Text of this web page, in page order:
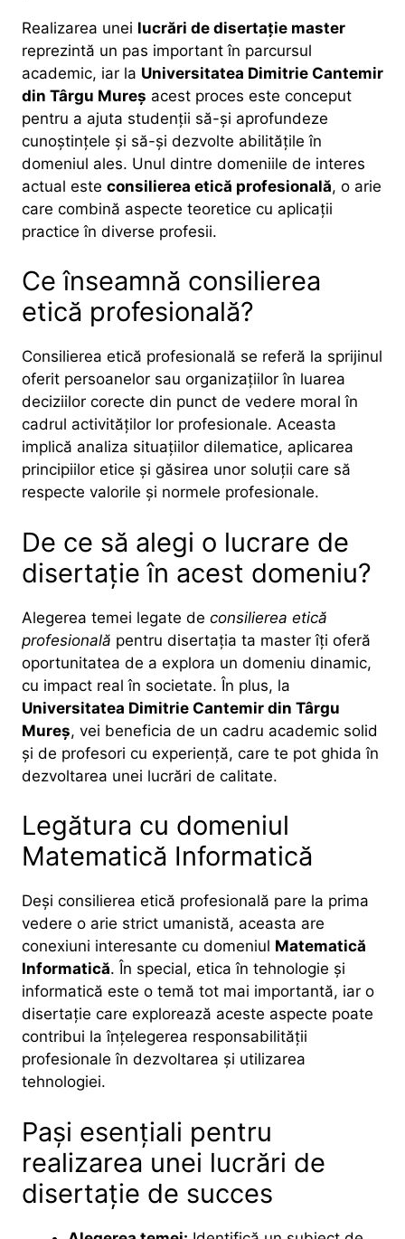
Realizarea unei lucrări de disertație master
reprezintă un pas important în parcursul
academic, iar la Universitatea Dimitrie Cantemir
din Târgu Mureș acest proces este conceput
pentru a ajuta studenții să-și aprofundeze
cunoștințele și să-și dezvolte abilitățile în
domeniul ales. Unul dintre domeniile de interes
actual este consilierea etică profesională, o arie
care combină aspecte teoretice cu aplicații
practice în diverse profesii.
Ce înseamnă consilierea
etică profesională?
Consilierea etică profesională se referă la sprijinul
oferit persoanelor sau organizațiilor în luarea
deciziilor corecte din punct de vedere moral în
cadrul activităților lor profesionale. Aceasta
implică analiza situațiilor dilematice, aplicarea
principiilor etice și găsirea unor soluții care să
respecte valorile și normele profesionale.
De ce să alegi o lucrare de
disertație în acest domeniu?
Alegerea temei legate de consilierea etică
profesională pentru disertația ta master îți oferă
oportunitatea de a explora un domeniu dinamic,
cu impact real în societate. În plus, la
Universitatea Dimitrie Cantemir din Târgu
Mureș, vei beneficia de un cadru academic solid
și de profesori cu experiență, care te pot ghida în
dezvoltarea unei lucrări de calitate.
Legătura cu domeniul
Matematică Informatică
Deși consilierea etică profesională pare la prima
vedere o arie strict umanistă, aceasta are
conexiuni interesante cu domeniul Matematică
Informatică. În special, etica în tehnologie și
informatică este o temă tot mai importantă, iar o
disertație care explorează aceste aspecte poate
contribui la înțelegerea responsabilității
profesionale în dezvoltarea și utilizarea
tehnologiei.
Pași esențiali pentru
realizarea unei lucrări de
disertație de succes